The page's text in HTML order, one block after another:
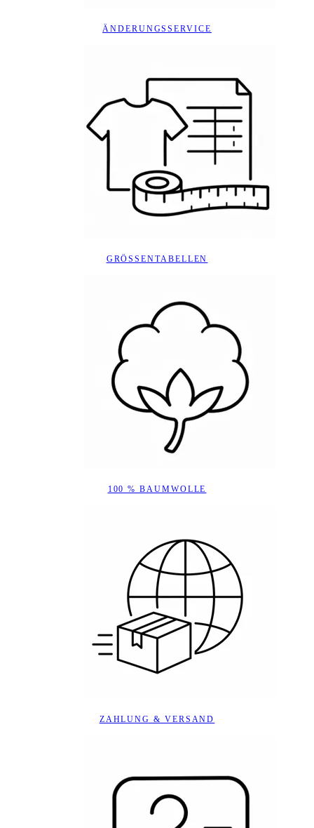
ÄNDERUNGSSERVICE
GRÖSSENTABELLEN
100 % BAUMWOLLE
ZAHLUNG & VERSAND